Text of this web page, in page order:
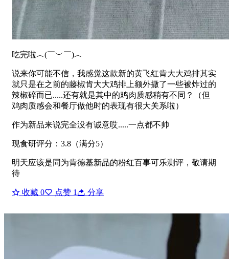
吃完啦︿(￣︶￣)︿
说来你可能不信，我感觉这款新的黄飞红肯大大鸡排其实
就只是在之前的藤椒肯大大鸡排上额外撒了一些被炸过的
辣椒碎而已.....还有就是其中的鸡肉质感稍有不同？（但
鸡肉质感会和餐厅做他时的表现有很大关系啦）
作为新品来说完全没有诚意哎.....一点都不帅
现食研评分：3.8（满分5）
明天应该是同为肯德基新品的粉红百事可乐测评，敬请期
待
收藏 0 点赞 1 分享